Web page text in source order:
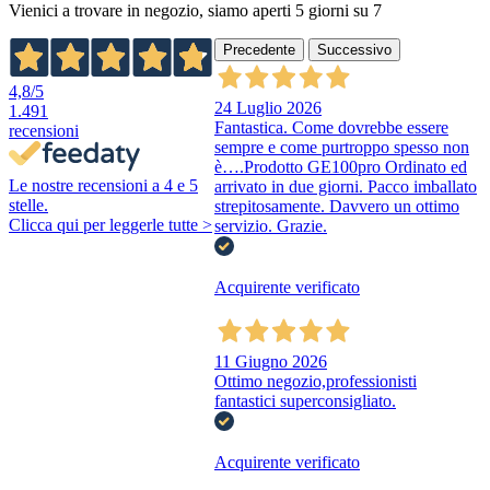
Vienici a trovare in negozio, siamo aperti 5 giorni su 7
4,8/5
1.491
recensioni
Le nostre recensioni a 4 e 5
stelle.
Clicca qui per leggerle tutte >
Precedente Successivo
24 Luglio 2026
Fantastica. Come dovrebbe essere
sempre e come purtroppo spesso non
è….Prodotto GE100pro Ordinato ed
arrivato in due giorni. Pacco imballato
strepitosamente. Davvero un ottimo
servizio. Grazie.
Acquirente verificato
11 Giugno 2026
Ottimo negozio,professionisti
fantastici superconsigliato.
Acquirente verificato